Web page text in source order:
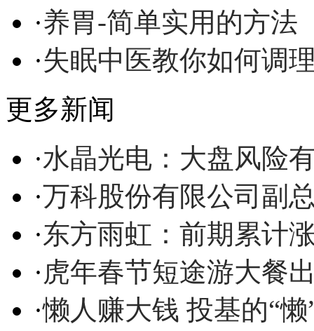
·养胃-简单实用的方法
·失眠中医教你如何调
更多新闻
·水晶光电：大盘风险
·万科股份有限公司副
·东方雨虹：前期累计
· 虎年春节短途游大餐
·懒人赚大钱 投基的“懒